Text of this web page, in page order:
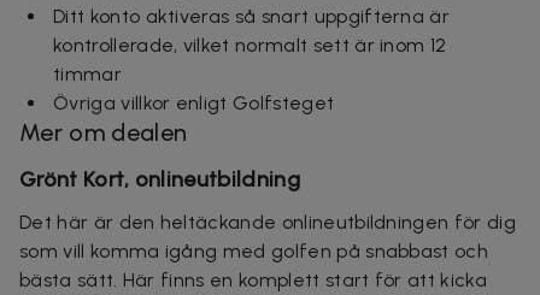
Ditt konto aktiveras så snart uppgifterna är
kontrollerade, vilket normalt sett är inom 12
timmar
Övriga villkor enligt Golfsteget
Mer om dealen
Grönt Kort, onlineutbildning
Det här är den heltäckande onlineutbildningen för dig
som vill komma igång med golfen på snabbast och
bästa sätt. Här finns en komplett start för att kicka